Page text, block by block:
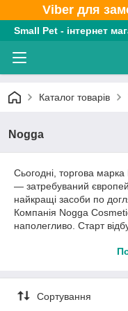
Viber для
Small Pet - інтернет
Каталог товарів
Nogga
Сьогодні, торгова
— затребуваний
найкращі засоби по
Компанія Nogga
наполегливо. Старт
● виробник удосконалив
● випустив кращі
спеціалізованих
улюбленців.
Сортування